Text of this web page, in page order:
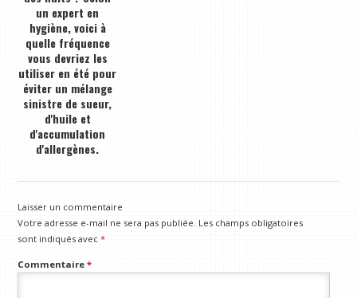
un expert en
hygiène, voici à
quelle fréquence
vous devriez les
utiliser en été pour
éviter un mélange
sinistre de sueur,
d'huile et
d'accumulation
d'allergènes.
Laisser un commentaire
Votre adresse e-mail ne sera pas publiée. Les champs obligatoires
sont indiqués avec*
Commentaire*